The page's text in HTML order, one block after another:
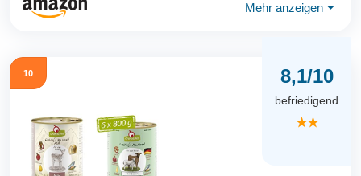
Mehr anzeigen ⏷
10 8,1/10
befriedigend
★★